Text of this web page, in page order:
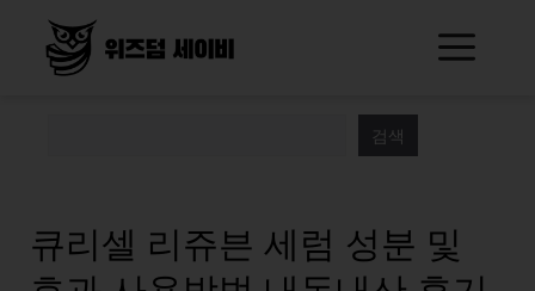
검색
큐리셀 리쥬븐 세럼 성분 및